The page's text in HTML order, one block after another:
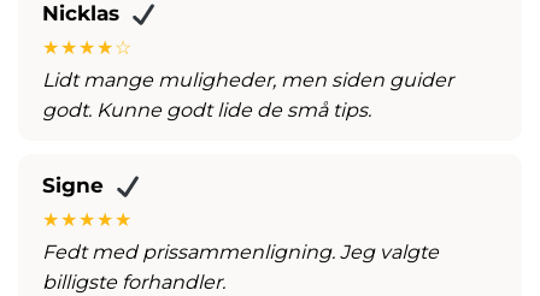
Nicklas
★★★★☆
Lidt mange muligheder, men siden guider
godt. Kunne godt lide de små tips.
Signe
★★★★★
Fedt med prissammenligning. Jeg valgte
billigste forhandler.